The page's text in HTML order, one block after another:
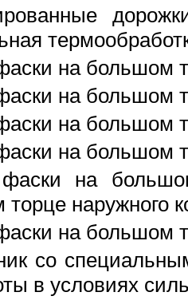
на большом
на большом
на большом
на большом
на
наружного
на большом
со
в условиях